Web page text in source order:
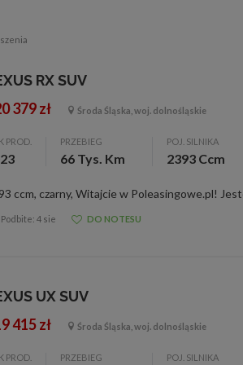
RX SUV
379 zł Środa Śląska, woj. dolnośląskie
PROD. PRZEBIEG
66 Tys. Km
POJ. SILNIKA
2393 Ccm
Podbite: 4 sie DO NOTESU
UX SUV
415 zł Środa Śląska, woj. dolnośląskie
PROD. PRZEBIEG POJ. SILNIKA